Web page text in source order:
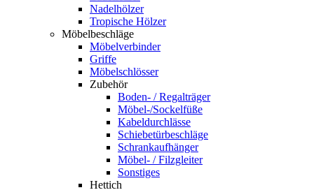
Nadelhölzer
Tropische Hölzer
Möbelbeschläge
Möbelverbinder
Griffe
Möbelschlösser
Zubehör
Boden- / Regalträger
Möbel-/Sockelfüße
Kabeldurchlässe
Schiebetürbeschläge
Schrankaufhänger
Möbel- / Filzgleiter
Sonstiges
Hettich